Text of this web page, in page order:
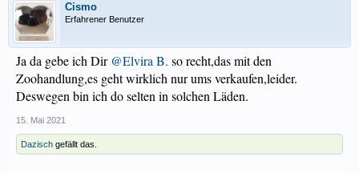
Cismo
Erfahrener Benutzer
Ja da gebe ich Dir @Elvira B. so recht,das mit den
Zoohandlung,es geht wirklich nur ums verkaufen,leider.
Deswegen bin ich do selten in solchen Läden.
15. Mai 2021
Dazisch gefällt das.